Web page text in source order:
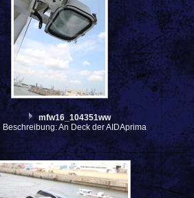
mfw16_104351ww
Beschreibung: An Deck der AIDAprima